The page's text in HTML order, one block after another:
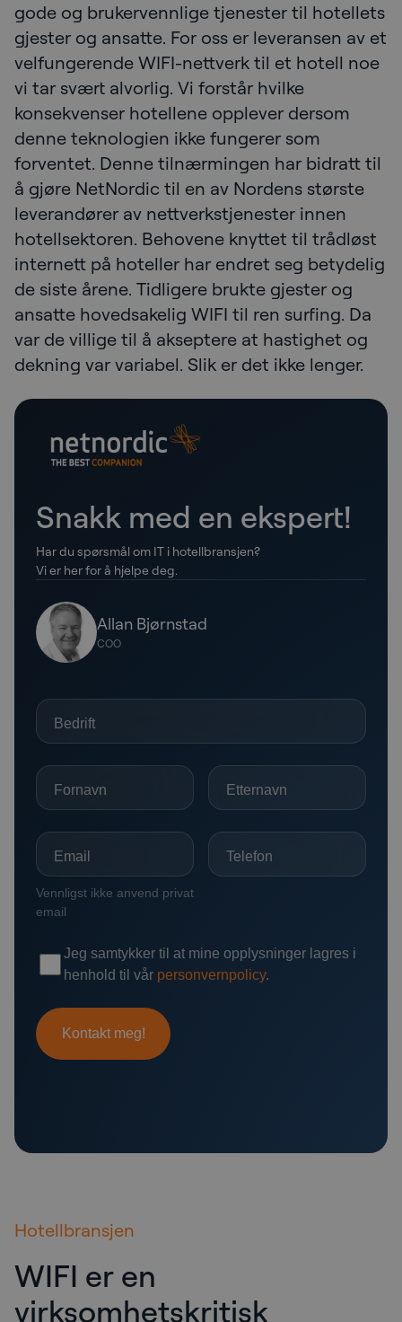
gode og brukervennlige tjenester til hotellets
gjester og ansatte. For oss er leveransen av et
velfungerende WIFI-nettverk til et hotell noe
vi tar svært alvorlig. Vi forstår hvilke
konsekvenser hotellene opplever dersom
denne teknologien ikke fungerer som
forventet. Denne tilnærmingen har bidratt til
å gjøre NetNordic til en av Nordens største
leverandører av nettverkstjenester innen
hotellsektoren. Behovene knyttet til trådløst
internett på hoteller har endret seg betydelig
de siste årene. Tidligere brukte gjester og
ansatte hovedsakelig WIFI til ren surfing. Da
var de villige til å akseptere at hastighet og
dekning var variabel. Slik er det ikke lenger.
Snakk med en ekspert!
Har du spørsmål om IT i hotellbransjen?
Vi er her for å hjelpe deg.
Allan Bjørnstad
COO
Hotellbransjen
WIFI er en
virksomhetskritisk